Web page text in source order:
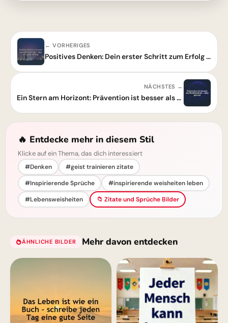
← VORHERIGES
Positives Denken: Dein erster Schritt zum Erfolg – Weisheit für einen neuen Beginn
NÄCHSTES →
Ein Stern am Horizont: Prävention ist besser als Medikamente – lebe gesund
🔥 Entdecke mehr in diesem Stil
Klicke auf ein Thema, das dich interessiert
#Denken
#geist trainieren zitate
#Inspirierende Sprüche
#inspirierende weisheiten leben
#Lebensweisheiten
📁 Zitate und Sprüche Bilder
ÄHNLICHE BILDER Mehr davon entdecken